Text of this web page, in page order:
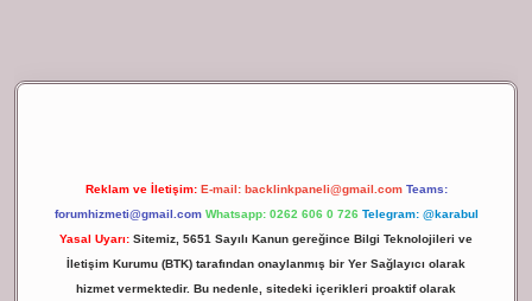
Reklam ve İletişim: E-mail: backlinkpaneli@gmail.com Teams:
forumhizmeti@gmail.com Whatsapp: 0262 606 0 726 Telegram: @karabul
Yasal Uyarı: Sitemiz, 5651 Sayılı Kanun gereğince Bilgi Teknolojileri ve
İletişim Kurumu (BTK) tarafından onaylanmış bir Yer Sağlayıcı olarak
hizmet vermektedir. Bu nedenle, sitedeki içerikleri proaktif olarak